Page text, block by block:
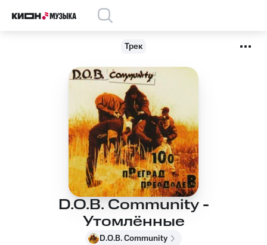
Трек
D.O.B. Community -
Утомлённые
D.O.B. Community